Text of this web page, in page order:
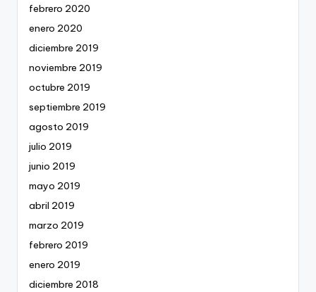
febrero 2020
enero 2020
diciembre 2019
noviembre 2019
octubre 2019
septiembre 2019
agosto 2019
julio 2019
junio 2019
mayo 2019
abril 2019
marzo 2019
febrero 2019
enero 2019
diciembre 2018